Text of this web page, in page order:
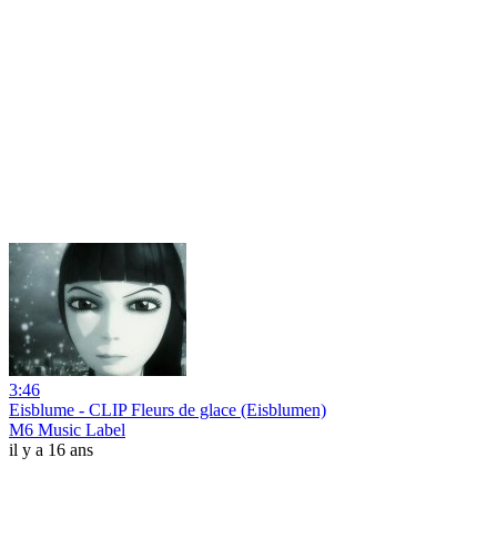
3:46
Eisblume - CLIP Fleurs de glace (Eisblumen)
M6 Music Label
il y a 16 ans